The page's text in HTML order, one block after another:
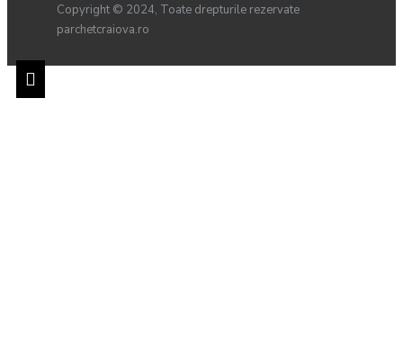
Copyright © 2024, Toate drepturile rezervate
parchetcraiova.ro